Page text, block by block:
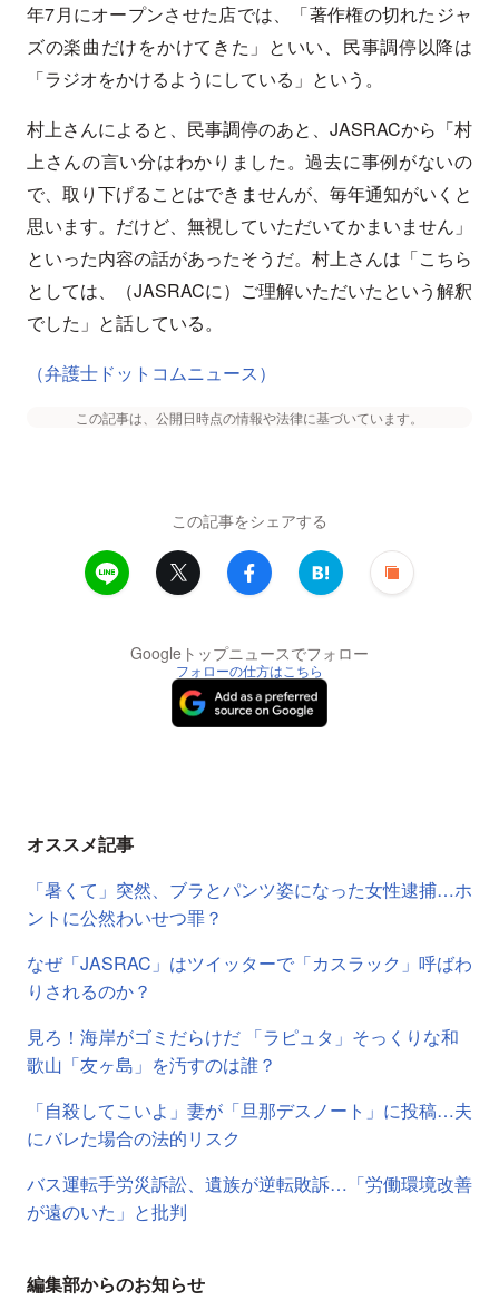
年7月にオープンさせた店では、「著作権の切れたジャ
ズの楽曲だけをかけてきた」といい、民事調停以降は
「ラジオをかけるようにしている」という。
村上さんによると、民事調停のあと、JASRACから「村
上さんの言い分はわかりました。過去に事例がないの
で、取り下げることはできませんが、毎年通知がいくと
思います。だけど、無視していただいてかまいません」
といった内容の話があったそうだ。村上さんは「こちら
としては、（JASRACに）ご理解いただいたという解釈
でした」と話している。
（弁護士ドットコムニュース）
この記事は、公開日時点の情報や法律に基づいています。
この記事をシェアする
Googleトップニュースでフォロー
フォローの仕方はこちら
オススメ記事
「暑くて」突然、ブラとパンツ姿になった女性逮捕…ホ
ントに公然わいせつ罪？
なぜ「JASRAC」はツイッターで「カスラック」呼ばわ
りされるのか？
見ろ！海岸がゴミだらけだ 「ラピュタ」そっくりな和
歌山「友ヶ島」を汚すのは誰？
「自殺してこいよ」妻が「旦那デスノート」に投稿…夫
にバレた場合の法的リスク
バス運転手労災訴訟、遺族が逆転敗訴…「労働環境改善
が遠のいた」と批判
編集部からのお知らせ